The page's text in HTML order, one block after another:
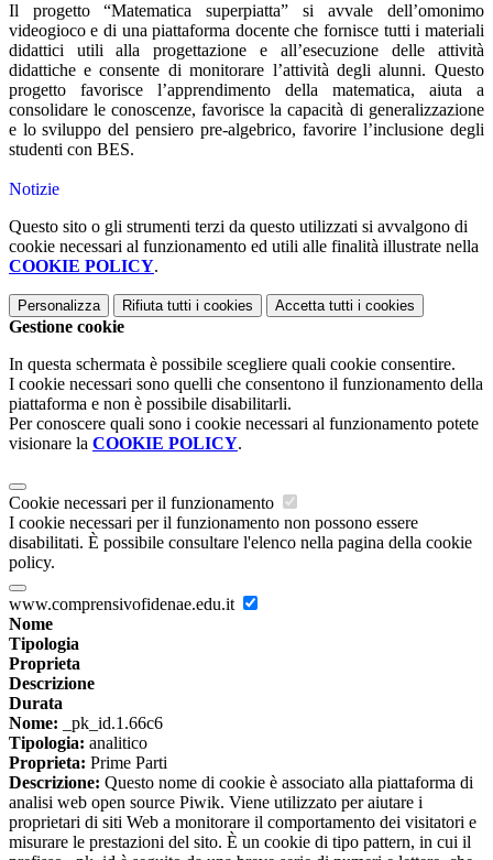
Il progetto “Matematica superpiatta” si avvale dell’omonimo
videogioco e di una piattaforma docente che fornisce tutti i materiali
didattici utili alla progettazione e all’esecuzione delle attività
didattiche e consente di monitorare l’attività degli alunni. Questo
progetto favorisce l’apprendimento della matematica, aiuta a
consolidare le conoscenze, favorisce la capacità di generalizzazione
e lo sviluppo del pensiero pre-algebrico, favorire l’inclusione degli
studenti con BES.
Notizie
Questo sito o gli strumenti terzi da questo utilizzati si avvalgono di
cookie necessari al funzionamento ed utili alle finalità illustrate nella
COOKIE POLICY.
Personalizza Rifiuta tutti i cookies Accetta tutti i cookies
Gestione cookie
In questa schermata è possibile scegliere quali cookie consentire.
I cookie necessari sono quelli che consentono il funzionamento della
piattaforma e non è possibile disabilitarli.
Per conoscere quali sono i cookie necessari al funzionamento potete
visionare la COOKIE POLICY.
Cookie necessari per il funzionamento
I cookie necessari per il funzionamento non possono essere
disabilitati. È possibile consultare l'elenco nella pagina della cookie
policy.
www.comprensivofidenae.edu.it
Nome
Tipologia
Proprieta
Descrizione
Durata
Nome: _pk_id.1.66c6
Tipologia: analitico
Proprieta: Prime Parti
Descrizione: Questo nome di cookie è associato alla piattaforma di
analisi web open source Piwik. Viene utilizzato per aiutare i
proprietari di siti Web a monitorare il comportamento dei visitatori e
misurare le prestazioni del sito. È un cookie di tipo pattern, in cui il